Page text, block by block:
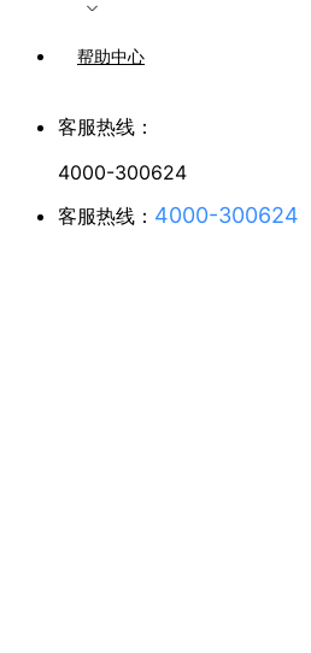
帮助中心
客服热线：
4000-300624
客服热线： 4000-300624